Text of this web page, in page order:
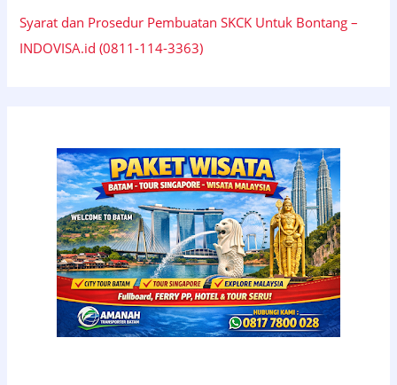
Syarat dan Prosedur Pembuatan SKCK Untuk Bontang –
INDOVISA.id (0811-114-3363)